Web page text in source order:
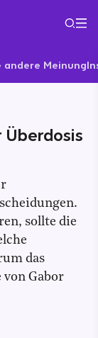
andere Meinung
sollte die
das
von Gabor